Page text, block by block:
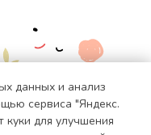
441401571176
данных и анализ
сервиса "Яндекс.
для улучшения